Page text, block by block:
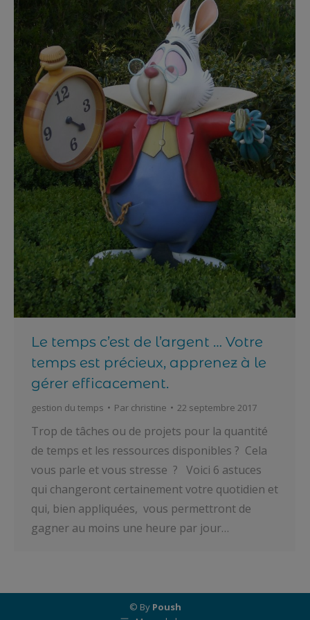
Le temps c’est de l’argent … Votre
temps est précieux, apprenez à le
gérer efficacement.
gestion du temps Par christine 22 septembre 2017
Trop de tâches ou de projets pour la quantité
de temps et les ressources disponibles ? Cela
vous parle et vous stresse ? Voici 6 astuces
qui changeront certainement votre quotidien et
qui, bien appliquées, vous permettront de
gagner au moins une heure par jour…
© By Poush